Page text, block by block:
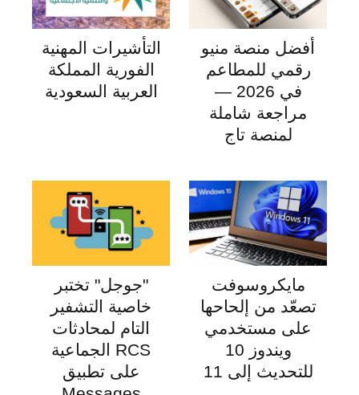
أفضل منصة منيو
رقمي للمطاعم
في 2026 —
مراجعة شاملة
لمنصة تاج
التأشيرات المهنية
الفورية المملكة
العربية السعودية
مايكروسوفت
تصعّد من إلحاحها
على مستخدمي
ويندوز 10
للتحديث إلى 11
"جوجل" تختبر
خاصية التشفير
التام لمحادثات
RCS الجماعية
على تطبيق